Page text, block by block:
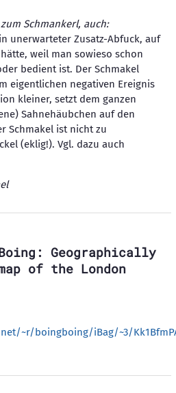
Schmankerl, auch:
unerwarteter Zusatz-Abfuck, auf
weil man sowieso schon
bedient ist. Der Schmakel
eigentlichen negativen Ereignis
kleiner, setzt dem ganzen
Sahnehäubchen auf den
Schmakel ist nicht zu
(eklig!). Vgl. dazu auch
Geographically
of the London
~r/boingboing/iBag/~3/